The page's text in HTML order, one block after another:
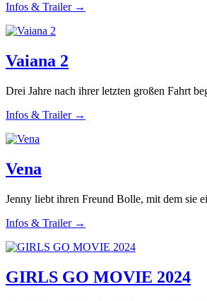
Infos & Trailer →
Vaiana 2
Drei Jahre nach ihrer letzten großen Fahrt
Infos & Trailer →
Vena
Jenny liebt ihren Freund Bolle, mit dem sie
Infos & Trailer →
GIRLS GO MOVIE 2024